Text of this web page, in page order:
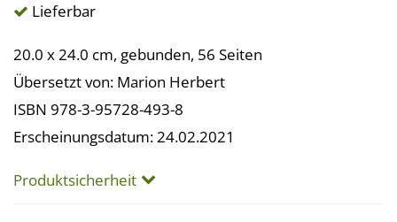
Lieferbar
20.0 x 24.0 cm, gebunden, 56 Seiten
Übersetzt von: Marion Herbert
ISBN 978-3-95728-493-8
Erscheinungsdatum: 24.02.2021
Produktsicherheit